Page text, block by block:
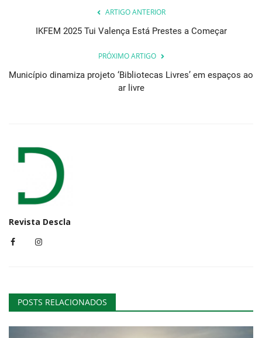
ARTIGO ANTERIOR
IKFEM 2025 Tui Valença Está Prestes a Começar
PRÓXIMO ARTIGO
Município dinamiza projeto ‘Bibliotecas Livres’ em espaços ao
ar livre
Revista Descla
POSTS RELACIONADOS